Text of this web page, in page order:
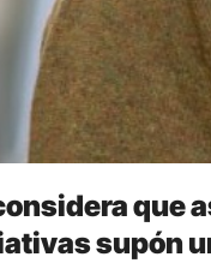
que
supón